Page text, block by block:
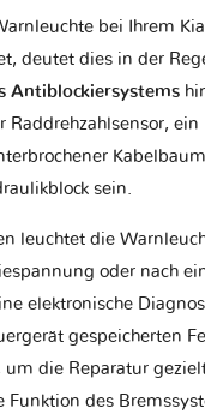
bei Ihrem
deutet dies in der
Antiblockiersystems
Raddrehzahlsensor,
sein.
leuchtet die
oder nach
elektronische
gespeicherten
die Reparatur
Funktion des